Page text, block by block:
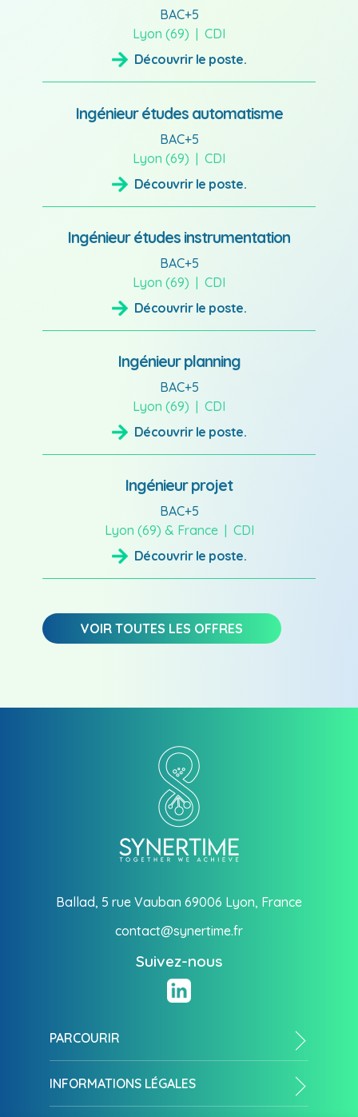
BAC+5
Lyon (69)
CDI
Découvrir le poste.
Ingénieur études automatisme
BAC+5
Lyon (69)
CDI
Découvrir le poste.
Ingénieur études instrumentation
BAC+5
Lyon (69)
CDI
Découvrir le poste.
Ingénieur planning
BAC+5
Lyon (69)
CDI
Découvrir le poste.
Ingénieur projet
BAC+5
Lyon (69) & France
CDI
Découvrir le poste.
VOIR TOUTES LES OFFRES
Ballad, 5 rue Vauban 69006 Lyon, France
contact@synertime.fr
Suivez-nous
PARCOURIR
Notre société
INFORMATIONS LÉGALES